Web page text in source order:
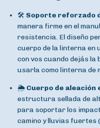
🛠️ Soporte reforzado
manera firme en el
resistencia. El diseño
cuerpo de la linterna en
con vos cuando dejás
usarla como linterna de
🌦️ Cuerpo de
estructura sellada de
para soportar los
camino y lluvias fuertes